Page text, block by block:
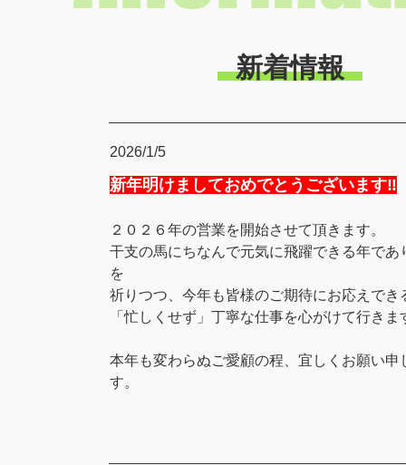
新着情報
2026/1/5
新年明けましておめでとうございます‼
２０２６ 年の営業を開始させて頂きます。
干支の馬にちなんで元気に飛躍できる年であ
を
祈りつつ、今年も皆様のご期待にお応えでき
「忙しくせず」丁寧な仕事を心がけて行きま
本年も変わらぬご愛顧の程、宜しくお願い申
す。